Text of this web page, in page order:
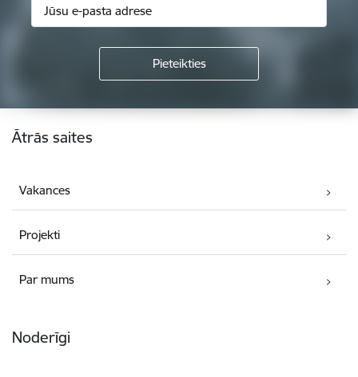
Kājene
Ātrās saites
Vakances
Projekti
Par mums
Noderīgi